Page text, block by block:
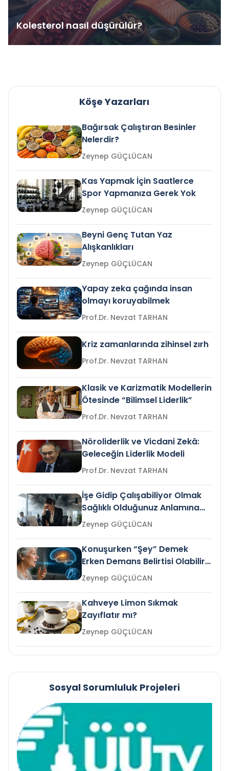
Kolesterol nasıl düşürülür?
Köşe Yazarları
Bağırsak Çalıştıran Besinler
Nelerdir?
Zeynep GÜÇLÜCAN
Kas Yapmak İçin Saatlerce
Spor Yapmanıza Gerek Yok
Zeynep GÜÇLÜCAN
Beyni Genç Tutan Yaz
Alışkanlıkları
Zeynep GÜÇLÜCAN
Yapay zeka çağında insan
olmayı koruyabilmek
Prof.Dr. Nevzat TARHAN
Kriz zamanlarında zihinsel zırh
Prof.Dr. Nevzat TARHAN
Klasik ve Karizmatik Modellerin
Ötesinde “Bilimsel Liderlik”
Prof.Dr. Nevzat TARHAN
Nöroliderlik ve Vicdani Zekâ:
Geleceğin Liderlik Modeli
Prof.Dr. Nevzat TARHAN
İşe Gidip Çalışabiliyor Olmak
Sağlıklı Olduğunuz Anlamına
Gelir mi?Zeynep GÜÇLÜCAN
Konuşurken “Şey” Demek
Erken Demans Belirtisi Olabilir
mi?
Zeynep GÜÇLÜCAN
Kahveye Limon Sıkmak
Zayıflatır mı?
Zeynep GÜÇLÜCAN
Sosyal Sorumluluk Projeleri